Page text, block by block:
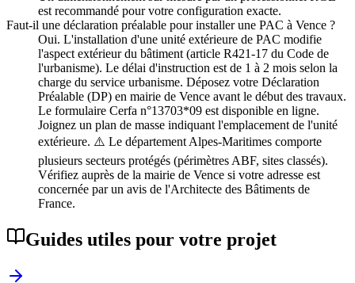
est recommandé pour votre configuration exacte.
Faut-il une déclaration préalable pour installer une PAC à Vence ?
Oui. L'installation d'une unité extérieure de PAC modifie
l'aspect extérieur du bâtiment (article R421-17 du Code de
l'urbanisme). Le délai d'instruction est de 1 à 2 mois selon la
charge du service urbanisme. Déposez votre Déclaration
Préalable (DP) en mairie de Vence avant le début des travaux.
Le formulaire Cerfa n°13703*09 est disponible en ligne.
Joignez un plan de masse indiquant l'emplacement de l'unité
extérieure. ⚠️ Le département Alpes-Maritimes comporte
plusieurs secteurs protégés (périmètres ABF, sites classés).
Vérifiez auprès de la mairie de Vence si votre adresse est
concernée par un avis de l'Architecte des Bâtiments de
France.
Guides utiles pour votre projet